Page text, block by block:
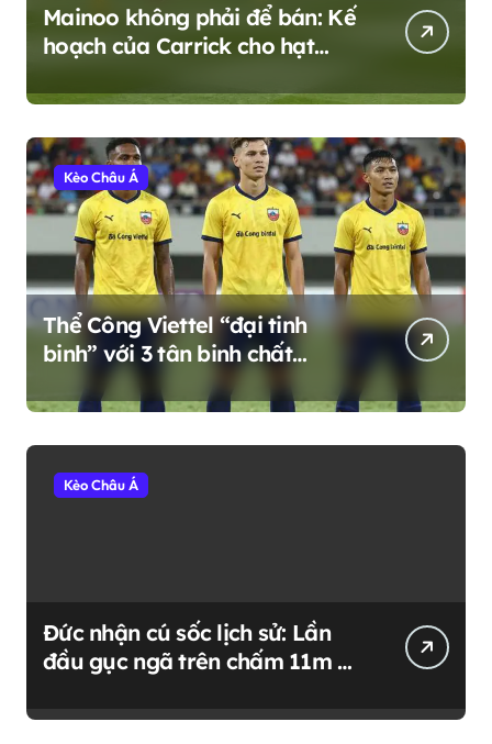
Mainoo không phải để bán: Kế
hoạch của Carrick cho hạt
chuyển nhượng
Kèo Châu Á
Thể Công Viettel “đại tinh
binh” với 3 tân binh chất
lượng: Khi nhà vô địch AFF
Cup trở về mái nhà xưa
Kèo Châu Á
Đức nhận cú sốc lịch sử: Lần
đầu gục ngã trên chấm 11m ở